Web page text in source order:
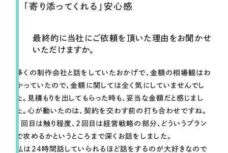
「寄り添ってくれる」安心感
最終的に当社にご依頼を頂いた理由をお聞かせ
いただけますか。
多くの制作会社と話をしていたおかげで、金額の相場観はわ
かっていたので、金額に関しては全く気にしていませんでし
た。見積もりを出してもらった時も、妥当な金額だと感じまし
た。心が動いたのは、契約を交わす前の打ち合わせですね。
1回目は触り程度、2回目は経営戦略の部分、どういうプラン
で攻めるかというところまで深くお話をしました。
私は24時間話していられるほど話をするのが大好きなので